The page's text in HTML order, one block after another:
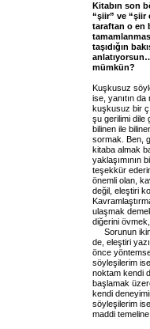
Kitabın son
“şiir” ve “şiir
taraftan o en
taşıdığın
mümkün?
Kuşkusuz
ise, yanıtın
kuşkusuz bir
şu gerilimi dile
bilinen ile
sormak. Ben,
kitaba almak
yaklaşımının
teşekkür
önemli olan,
değil, eleştiri
ulaşmak
diğerini
Sorunun
de, eleştiri
önce
söyleşilerim
noktam kendi
başlamak
kendi
söyleşilerim
maddi temeline